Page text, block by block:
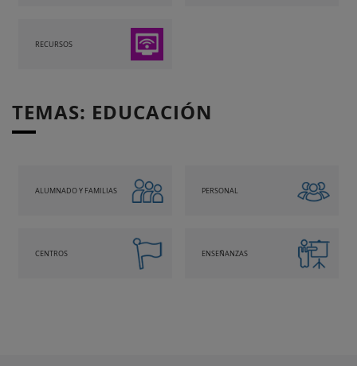
RECURSOS
TEMAS: EDUCACIÓN
ALUMNADO Y FAMILIAS PERSONAL
CENTROS ENSEÑANZAS